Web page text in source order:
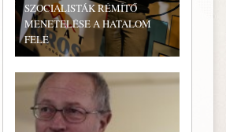
SZOCIALISTÁK RÉMÍTŐ
MENETELÉSE A HATALOM
FELÉ